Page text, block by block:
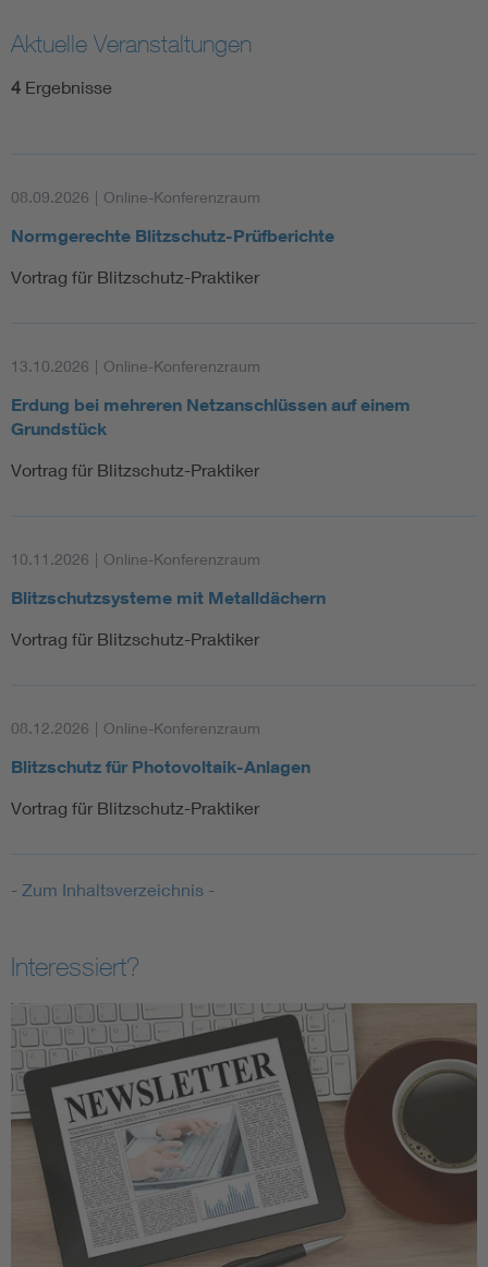
Aktuelle Veranstaltungen
4 Ergebnisse
08.09.2026 Online-Konferenzraum
Normgerechte Blitzschutz-Prüfberichte
Vortrag für Blitzschutz-Praktiker
13.10.2026 Online-Konferenzraum
Erdung bei mehreren Netzanschlüssen auf einem
Grundstück
Vortrag für Blitzschutz-Praktiker
10.11.2026 Online-Konferenzraum
Blitzschutzsysteme mit Metalldächern
Vortrag für Blitzschutz-Praktiker
08.12.2026 Online-Konferenzraum
Blitzschutz für Photovoltaik-Anlagen
Vortrag für Blitzschutz-Praktiker
- Zum Inhaltsverzeichnis -
Interessiert?